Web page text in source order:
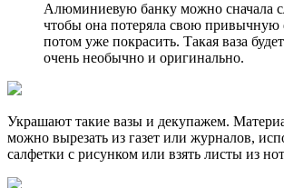
Алюминиевую банку можно сначала
чтобы она потеряла свою привычную
потом уже покрасить. Такая ваза
очень необычно и оригинально.
Украшают такие вазы и декупажем.
можно вырезать из газет или журналов,
салфетки с рисунком или взять листы из